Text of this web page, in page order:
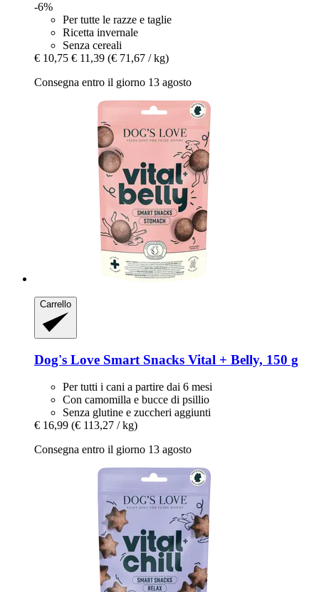
-6%
Per tutte le razze e taglie
Ricetta invernale
Senza cereali
€ 10,75 € 11,39 (€ 71,67 / kg)
Consegna entro il giorno 13 agosto
Carrello
Dog's Love Smart Snacks Vital + Belly, 150 g
Per tutti i cani a partire dai 6 mesi
Con camomilla e bucce di psillio
Senza glutine e zuccheri aggiunti
€ 16,99 (€ 113,27 / kg)
Consegna entro il giorno 13 agosto